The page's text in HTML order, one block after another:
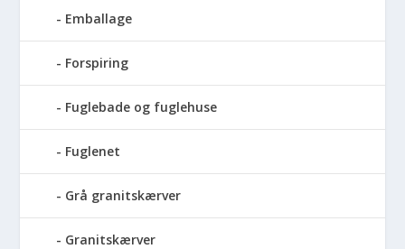
Emballage
Forspiring
Fuglebade og fuglehuse
Fuglenet
Grå granitskærver
Granitskærver